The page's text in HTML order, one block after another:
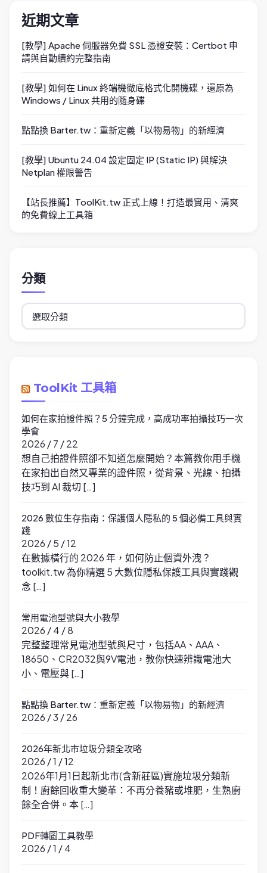
近期文章
[教學] Apache 伺服器免費 SSL 憑證安裝：Certbot 申
請與自動續約完整指南
[教學] 如何在 Linux 終端機徹底格式化開機碟，還原為
Windows / Linux 共用的隨身碟
點點換 Barter.tw：重新定義「以物易物」的新經濟
[教學] Ubuntu 24.04 設定固定 IP (Static IP) 與解決
Netplan 權限警告
【站長推薦】ToolKit.tw 正式上線！打造最實用、清爽
的免費線上工具箱
分類
分
類
ToolKit 工具箱
如何在家拍證件照？5 分鐘完成，高成功率拍攝技巧一次
學會
2026 / 7 / 22
想自己拍證件照卻不知道怎麼開始？本篇教你用手機
在家拍出自然又專業的證件照，從背景、光線、拍攝
技巧到 AI 裁切 […]
2026 數位生存指南：保護個人隱私的 5 個必備工具與實
踐
2026 / 5 / 12
在數據橫行的 2026 年，如何防止個資外洩？
toolkit.tw 為你精選 5 大數位隱私保護工具與實踐觀
念 […]
常用電池型號與大小教學
2026 / 4 / 8
完整整理常見電池型號與尺寸，包括AA、AAA、
18650、CR2032與9V電池，教你快速辨識電池大
小、電壓與 […]
點點換 Barter.tw：重新定義「以物易物」的新經濟
2026 / 3 / 26
2026年新北市垃圾分類全攻略
2026 / 1 / 12
2026年1月1日起新北市(含新莊區)實施垃圾分類新
制！廚餘回收重大變革：不再分養豬或堆肥，生熟廚
餘全合併。本 […]
PDF轉圖工具教學
2026 / 1 / 4